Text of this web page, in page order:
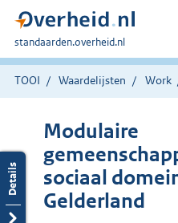
U
bent
hier:
standaarden.overheid.nl
TOOI Waardelijsten Work
Modulaire
sociaal
Gelderland